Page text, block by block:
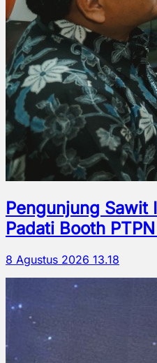
Pengunjung Sawit
Padati Booth
8 Agustus 2026 13.18